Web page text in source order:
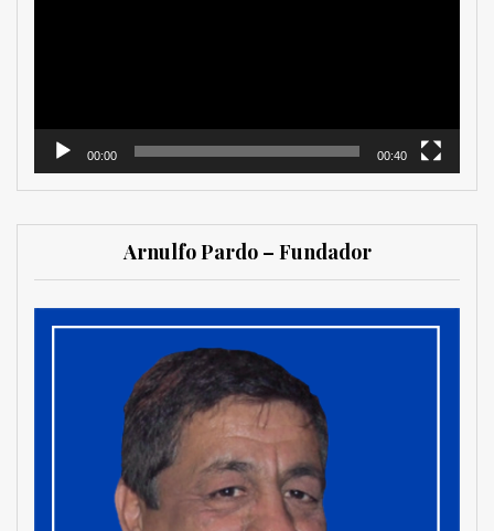
00:00 00:40
Arnulfo Pardo – Fundador